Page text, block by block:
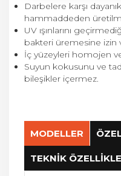
Darbelere karşı
hammaddeden
UV ışınlarını
bakteri üremesine izin
İç yüzeyleri homojen
Suyun kokusunu ve
bileşikler içermez.
MODELLER
TEKNİK